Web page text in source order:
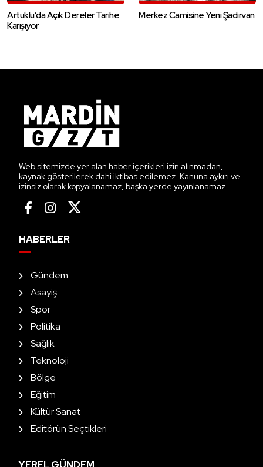
Artuklu’da Açık Dereler Tarihe
Karışıyor
Merkez Camisine Yeni Şadırvan
Web sitemizde yer alan haber içerikleri izin alınmadan,
kaynak gösterilerek dahi iktibas edilemez. Kanuna aykırı ve
izinsiz olarak kopyalanamaz, başka yerde yayınlanamaz.
HABERLER
Gündem
Asayiş
Spor
Politika
Sağlık
Teknoloji
Bölge
Eğitim
Kültür Sanat
Editörün Seçtikleri